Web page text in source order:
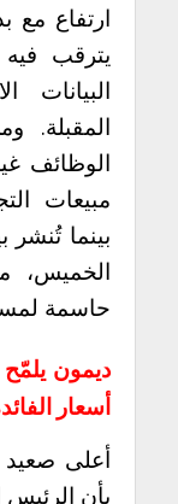
ارتفاع مع
يترقب
البيانات
المقبلة.
الوظائف
مبيعات
بينما
الخميس،
حاسمة
ديمون
أسعار
أعلى صعيد
بأن